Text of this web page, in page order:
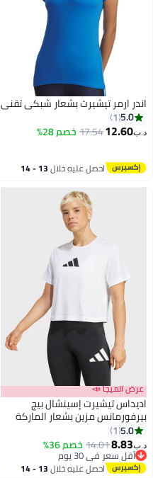
اندر ارمر تيشيرت بشعار شبكي تقني
5.0
1
د.ب‏12.60
17.54خصم 28%
احصل عليه خلال 13 - 14
اغسطس
عرض الميجا 📣
اديداس تيشيرت إسينشال بيج
بيرفورمانس مزين بشعار الماركة
5.0
1
د.ب‏8.83
14.01خصم 36%
أقل سعر في 30 يوم
أقل سعر في 30 يوماحصل عليه خلال 13 - 14